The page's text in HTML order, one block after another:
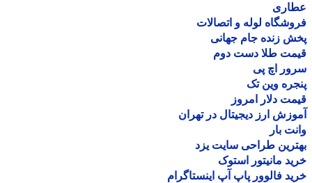
لوله و اتصالات
زنده جام جهانی
طلا دست دوم
اچ پی
وین تک
دلار امروز
ارز دیجیتال در تهران
بار
طراحی سایت یزد
مانیتور استوک
فالوور پاپ آپ اینستاگرام